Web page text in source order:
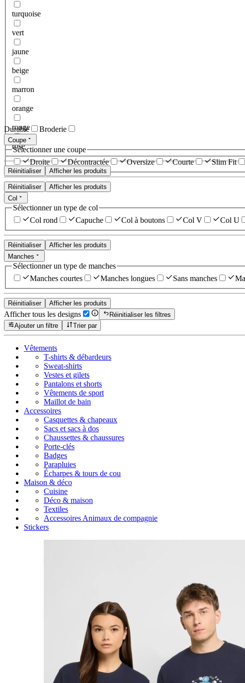
turquoise
vert
jaune
beige
marron
orange
rouge
rose
Réinitialiser Afficher les produits
Durable Broderie
Coupe
Sélectionner une coupe
Droite
Décontractée Oversize Courte Slim Fit
Réinitialiser
Afficher les produits
Col
Sélectionner un type de col
Col rond
Capuche Col à boutons Col V Col U
Réinitialiser
Afficher les produits
Manches
Sélectionner un type de manches
Manches courtes
Manches longues Sans manches
Réinitialiser Afficher les produits
Afficher tous les designs
Réinitialiser les filtres
Ajouter un filtre
Trier par
Vêtements
T-shirts & débardeurs
Sweat-shirts
Vestes et gilets
Pantalons et shorts
Vêtements de sport
Maillot de bain
Accessoires
Casquettes & chapeaux
Sacs et sacs à dos
Chaussettes & chaussures
Porte-clés
Badges
Parapluies
Écharpes & tours de cou
Maison & déco
Cuisine
Déco & maison
Textiles
Accessoires Animaux de compagnie
Stickers